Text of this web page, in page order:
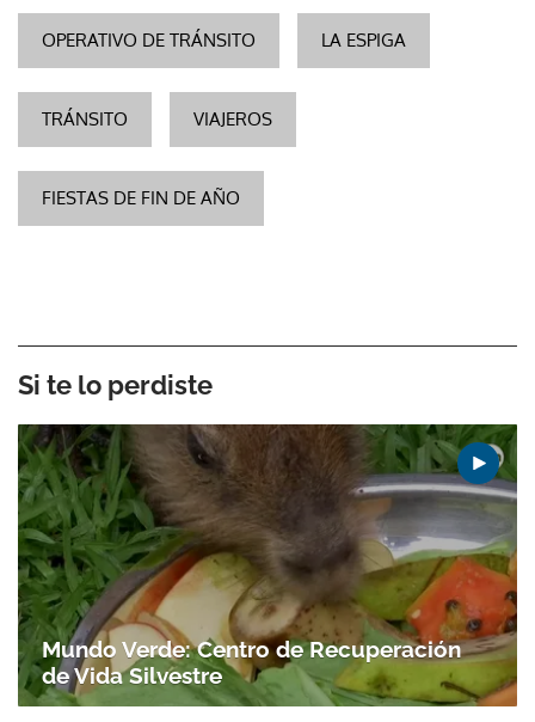
OPERATIVO DE TRÁNSITO LA ESPIGA
TRÁNSITO VIAJEROS
FIESTAS DE FIN DE AÑO
Si te lo perdiste
Mundo Verde: Centro de Recuperación
de Vida Silvestre